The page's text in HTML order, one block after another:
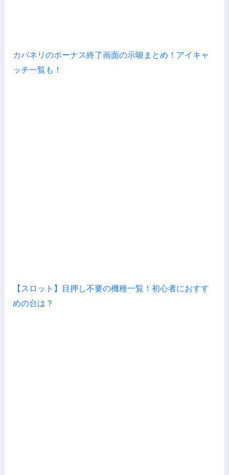
カバネリのボーナス終了画面の示唆まとめ！アイキャ
ッチ一覧も！
【スロット】目押し不要の機種一覧！初心者におすす
めの台は？